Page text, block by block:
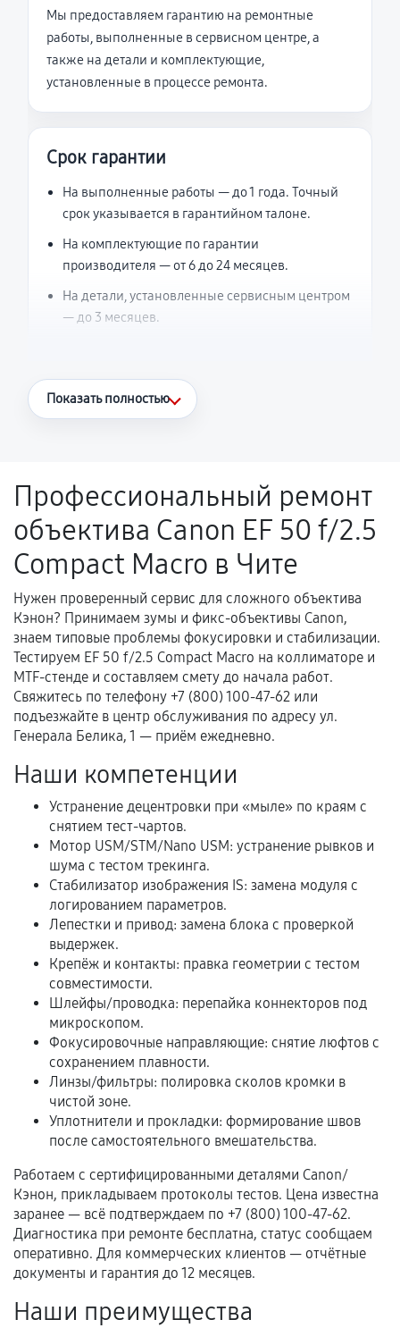
Мы предоставляем гарантию на ремонтные
работы, выполненные в сервисном центре, а
также на детали и комплектующие,
установленные в процессе ремонта.
Срок гарантии
На выполненные работы — до 1 года. Точный
срок указывается в гарантийном талоне.
На комплектующие по гарантии
производителя — от 6 до 24 месяцев.
На детали, установленные сервисным центром
— до 3 месяцев.
Что считается гарантийным случаем
Поломка установленной детали при
нормальной эксплуатации в течение
гарантийного срока.
Несоответствие комплектующей заявленным
техническим характеристикам.
Документы для подтверждения
гарантии
Гарантийный талон.
услуг и сроком гарантии.
Документы на установленные комплектующие
и кассовый чек.
Расширенная гарантия
В некоторых случаях возможно оформление
расширенной гарантии. Стоимость, сроки и
условия продления согласовываются отдельно и
фиксируются в документах.
Когда гарантия не действует
Нарушение правил эксплуатации,
механические повреждения, попадание влаги,
Самостоятельный ремонт или вмешательство
третьих лиц.
Естественный износ деталей, если иное не
предусмотрено отдельно.
срока.
Показать полностью
Профессиональный ремонт
объектива Canon EF 50 f/2.5
Compact Macro в Чите
Нужен проверенный сервис для сложного объектива
Кэнон? Принимаем зумы и фикс-объективы Canon,
знаем типовые проблемы фокусировки и стабилизации.
Тестируем EF 50 f/2.5 Compact Macro на коллиматоре и
MTF-стенде и составляем смету до начала работ.
Свяжитесь по телефону +7 (800) 100-47-62 или
подъезжайте в центр обслуживания по адресу ул.
Генерала Белика, 1 — приём ежедневно.
Наши компетенции
Устранение децентровки при «мыле» по краям с
снятием тест-чартов.
Мотор USM/STM/Nano USM: устранение рывков и
шума с тестом трекинга.
Стабилизатор изображения IS: замена модуля с
логированием параметров.
Лепестки и привод: замена блока с проверкой
выдержек.
Крепёж и контакты: правка геометрии с тестом
совместимости.
Шлейфы/проводка: перепайка коннекторов под
микроскопом.
Фокусировочные направляющие: снятие люфтов с
сохранением плавности.
Линзы/фильтры: полировка сколов кромки в
чистой зоне.
Уплотнители и прокладки: формирование швов
после самостоятельного вмешательства.
Работаем с сертифицированными деталями Canon/
Кэнон, прикладываем протоколы тестов. Цена известна
заранее — всё подтверждаем по +7 (800) 100-47-62.
Диагностика при ремонте бесплатна, статус сообщаем
оперативно. Для коммерческих клиентов — отчётные
документы и гарантия до 12 месяцев.
Наши преимущества